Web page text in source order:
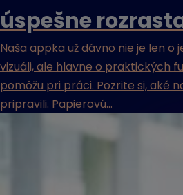
úspešne
Naša appka už dávno nie je len o
vizuáli, ale hlavne o praktických
pomôžu pri práci. Pozrite si, aké
pripravili. Papierovú...